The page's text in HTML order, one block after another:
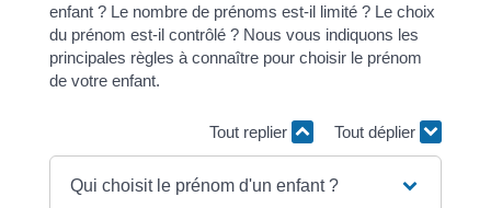
enfant ? Le nombre de prénoms est-il limité ? Le choix
du prénom est-il contrôlé ? Nous vous indiquons les
principales règles à connaître pour choisir le prénom
de votre enfant.
Tout replier Tout déplier
Qui choisit le prénom d'un enfant ?